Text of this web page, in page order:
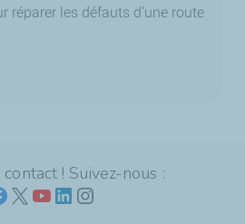
réparer les défauts d’une route
! Suivez-nous :